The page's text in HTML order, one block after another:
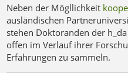
Neben der Mögllichkeit
ausländischen
stehen Doktoranden der
offen im Verlauf ihrer
Erfahrungen zu sammeln.